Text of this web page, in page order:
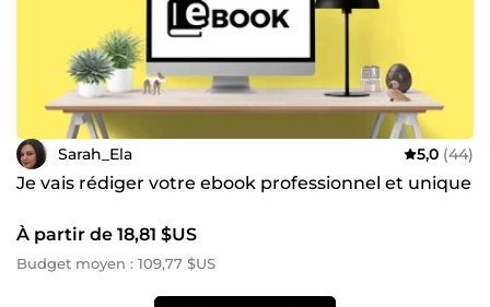
Sarah_Ela 5,0 (44)
Je vais rédiger votre ebook professionnel et unique
À partir de 18,81 $US
Budget moyen : 109,77 $US